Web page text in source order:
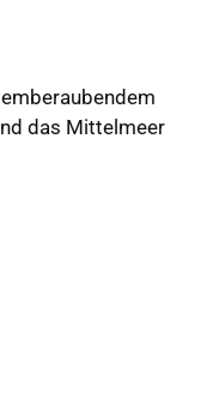
das Mittelmeer